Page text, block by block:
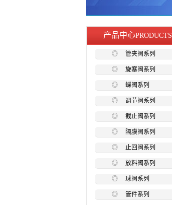
产品中心PRODUCTS
◎ 管夹阀系列
◎ 旋塞阀系列
◎ 蝶阀系列
◎ 调节阀系列
◎ 截止阀系列
◎ 隔膜阀系列
◎ 止回阀系列
◎ 放料阀系列
◎ 球阀系列
◎ 管件系列